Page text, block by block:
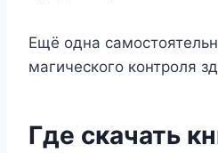
Ещё одна
магического контроля
Где скачать